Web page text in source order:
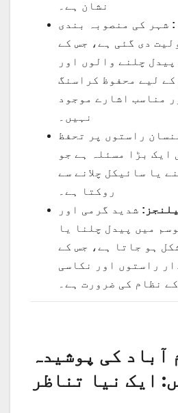
نشان ہے۔
شہر کی منصوبہ بندی
دی گئی ہے، جس کے
چلنے والوں اور
لیے محفوظ کراسنگ
مناسب اشارے موجود
نہیں۔
راستوں پر تحفظ
ایک بڑا مسئلہ ہے جو
یا سائیکل چلانے سے
روکتا ہے۔
شدید گرمی اور
میں پیدل چلنا یا
ہو جاتا ہے، جس کے
راستوں اور نکاسی
نظام کی ضرورت ہے۔
آباد کی پوشیدہ
ایک نیا تناظر